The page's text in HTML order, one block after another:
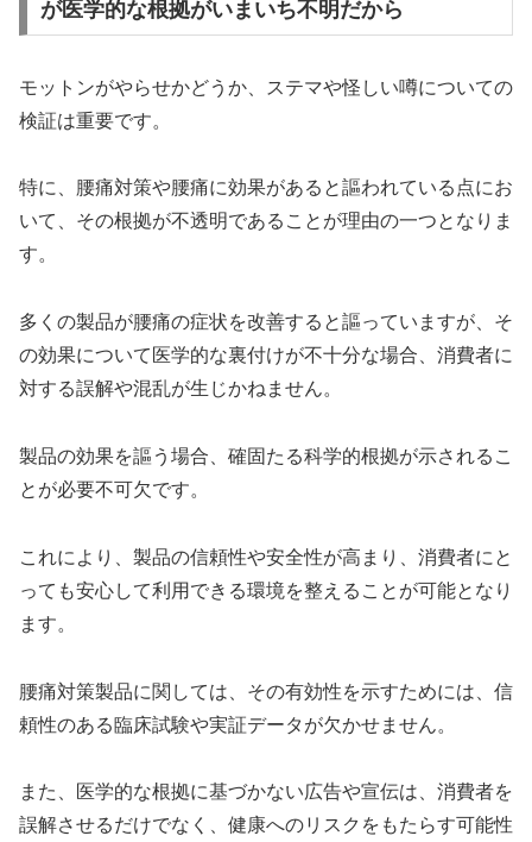
が医学的な根拠がいまいち不明だから
モットンがやらせかどうか、ステマや怪しい噂についての
検証は重要です。
特に、腰痛対策や腰痛に効果があると謳われている点にお
いて、その根拠が不透明であることが理由の一つとなりま
す。
多くの製品が腰痛の症状を改善すると謳っていますが、そ
の効果について医学的な裏付けが不十分な場合、消費者に
対する誤解や混乱が生じかねません。
製品の効果を謳う場合、確固たる科学的根拠が示されるこ
とが必要不可欠です。
これにより、製品の信頼性や安全性が高まり、消費者にと
っても安心して利用できる環境を整えることが可能となり
ます。
腰痛対策製品に関しては、その有効性を示すためには、信
頼性のある臨床試験や実証データが欠かせません。
また、医学的な根拠に基づかない広告や宣伝は、消費者を
誤解させるだけでなく、健康へのリスクをもたらす可能性